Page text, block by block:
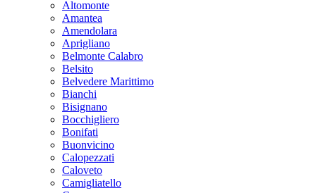
Altomonte
Amantea
Amendolara
Aprigliano
Belmonte Calabro
Belsito
Belvedere Marittimo
Bianchi
Bisignano
Bocchigliero
Bonifati
Buonvicino
Calopezzati
Caloveto
Camigliatello